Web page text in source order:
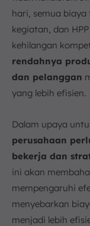
hari, semua
kegiatan, dan
kehilangan
rendahnya
dan pelanggan
yang lebih efisien.
Dalam upaya
perusahaan
bekerja dan
ini akan
mempengaruhi
menyebarkan
menjadi lebih